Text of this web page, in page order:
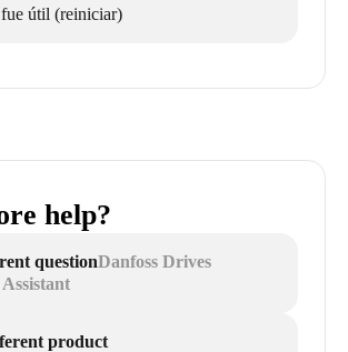
útil (reiniciar)
help?
questionDanfoss Drives
product